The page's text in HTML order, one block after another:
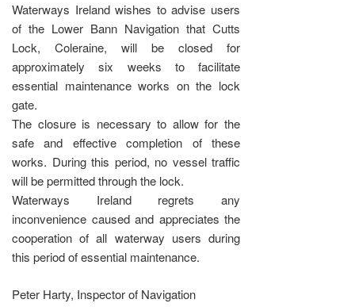
Waterways Ireland wishes to advise users
of the Lower Bann Navigation that Cutts
Lock, Coleraine, will be closed for
approximately six weeks to facilitate
essential maintenance works on the lock
gate.
The closure is necessary to allow for the
safe and effective completion of these
works. During this period, no vessel traffic
will be permitted through the lock.
Waterways Ireland regrets any
inconvenience caused and appreciates the
cooperation of all waterway users during
this period of essential maintenance.
Peter Harty, Inspector of Navigation